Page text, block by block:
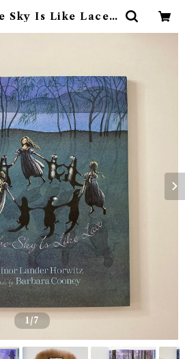
Sky Is Like Lace |
1/7